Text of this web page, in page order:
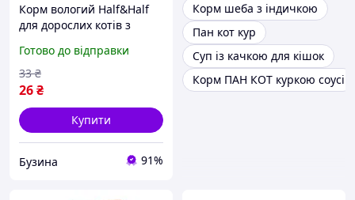
Корм вологий Half&Half
для дороcлих котів з
соусі 85 г fresh
Готово до відправки
26₴
33 ₴
Купити
Бузина 91%
Корм шеба з індичкою
Пан кот кур
Суп із качкою для кішок
Корм ПАН КОТ куркою соусі